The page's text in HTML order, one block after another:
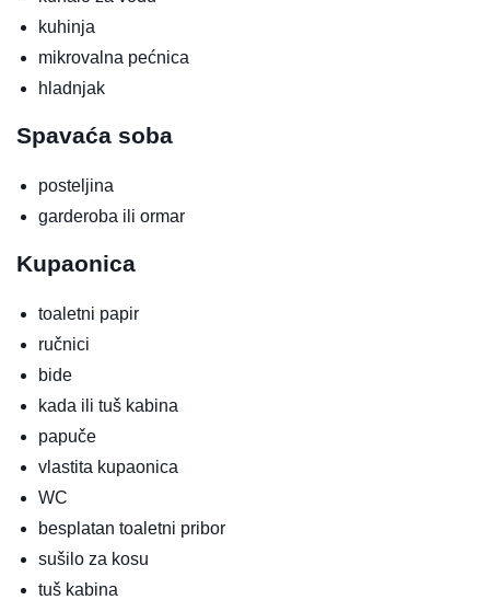
kuhinja
mikrovalna pećnica
hladnjak
Spavaća soba
posteljina
garderoba ili ormar
Kupaonica
toaletni papir
ručnici
bide
kada ili tuš kabina
papuče
vlastita kupaonica
WC
besplatan toaletni pribor
sušilo za kosu
tuš kabina